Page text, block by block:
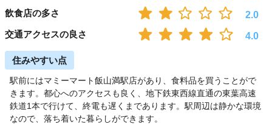
飲食店の多さ
2.0
交通アクセスの良さ
4.0
住みやすい点
駅前にはマミーマート飯山満駅店があり、食料品を買うことがで
きます。都心へのアクセスも良く、地下鉄東西線直通の東葉高速
鉄道1本で行けて、終電も遅くまであります。駅周辺は静かな環境
なので、落ち着いた暮らしができます。